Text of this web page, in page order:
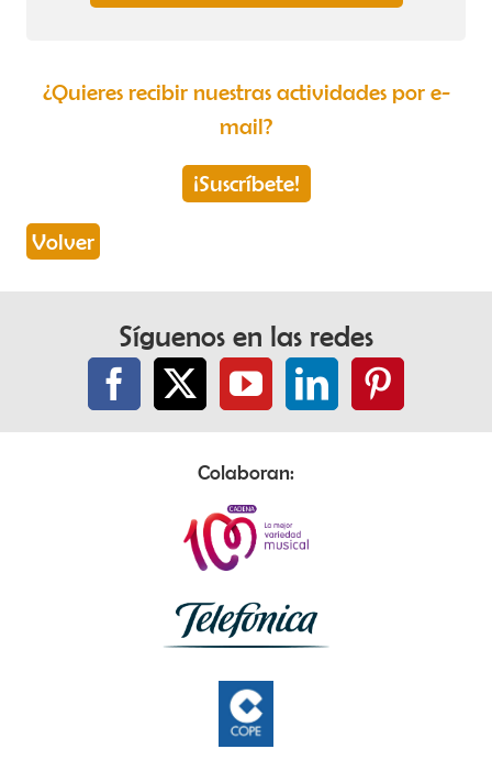
¿Quieres recibir nuestras actividades por e-
mail?
¡Suscríbete!
Volver
Síguenos en las redes
Colaboran: